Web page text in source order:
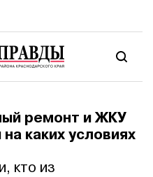
ремонт и ЖКУ
каких условиях
кто из